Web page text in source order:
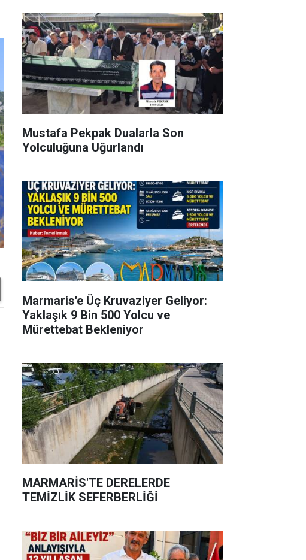
Mustafa Pekpak Dualarla Son
Yolculuğuna Uğurlandı
Marmaris'e Üç Kruvaziyer Geliyor:
Yaklaşık 9 Bin 500 Yolcu ve
Mürettebat Bekleniyor
MARMARİS'TE DERELERDE
TEMİZLİK SEFERBERLİĞİ